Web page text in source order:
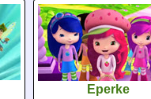
Eperke